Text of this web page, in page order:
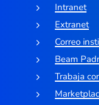
Intranet
Extranet
Correo
Beam
Trabaja